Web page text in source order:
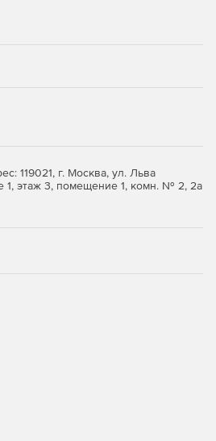
119021, г. Москва, ул. Льва
1, этаж 3, помещение 1, комн. № 2, 2а